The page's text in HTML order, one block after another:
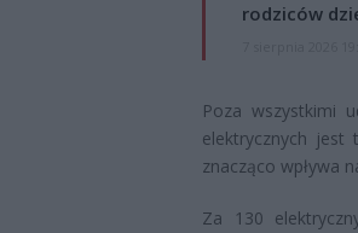
rodziców
Poza wszystkimi
elektrycznych
znacząco wpływa
Za 130